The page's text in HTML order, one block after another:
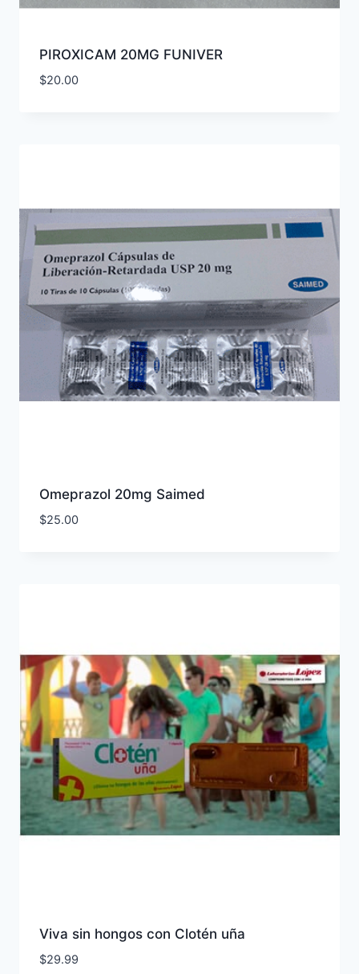
PIROXICAM 20MG FUNIVER
$20.00
Omeprazol 20mg Saimed
$25.00
Viva sin hongos con Clotén uña
$29.99